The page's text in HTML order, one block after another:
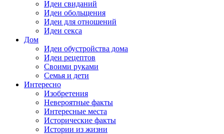
Идеи свиданий
Идеи обольщения
Идеи для отношений
Идеи секса
Дом
Идеи обустройства дома
Идеи рецептов
Своими руками
Семья и дети
Интересно
Изобретения
Невероятные факты
Интересные места
Исторические факты
Истории из жизни